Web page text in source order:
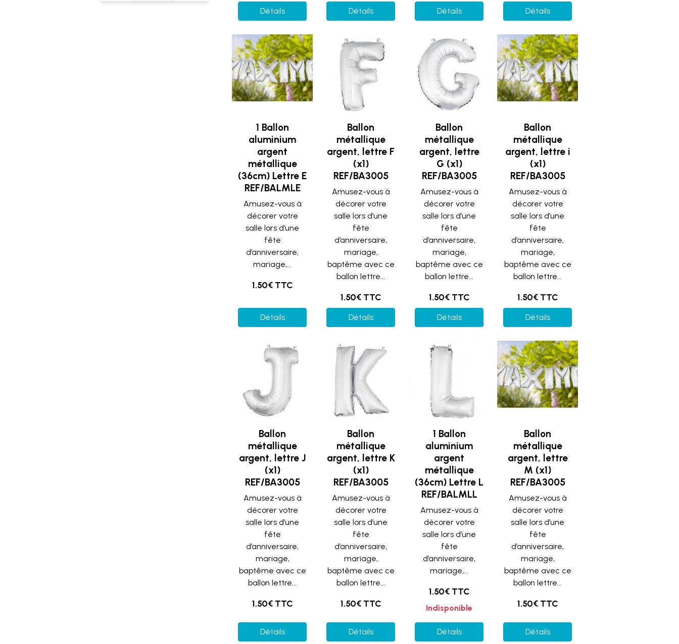
Détails Détails Détails Détails
1 Ballon
aluminium
argent
métallique
(36cm) Lettre E
REF/BALMLE
Amusez-vous à
décorer votre
salle lors d’une
fête
d’anniversaire,
mariage,...
1.50€ TTC
Détails
Ballon
métallique
argent, lettre F
(x1)
REF/BA3005
Amusez-vous à
décorer votre
salle lors d’une
fête
d’anniversaire,
mariage,
baptême avec ce
ballon lettre...
1.50€ TTC
Détails
Ballon
métallique
argent, lettre
G (x1)
REF/BA3005
Amusez-vous à
décorer votre
salle lors d’une
fête
d’anniversaire,
mariage,
baptême avec ce
ballon lettre...
1.50€ TTC
Détails
Ballon
métallique
argent, lettre i
(x1)
REF/BA3005
Amusez-vous à
décorer votre
salle lors d’une
fête
d’anniversaire,
mariage,
baptême avec ce
ballon lettre...
1.50€ TTC
Détails
Ballon
métallique
argent, lettre J
(x1)
REF/BA3005
Amusez-vous à
décorer votre
salle lors d’une
fête
d’anniversaire,
mariage,
baptême avec ce
ballon lettre...
1.50€ TTC
Détails
Ballon
métallique
argent, lettre K
(x1)
REF/BA3005
Amusez-vous à
décorer votre
salle lors d’une
fête
d’anniversaire,
mariage,
baptême avec ce
ballon lettre...
1.50€ TTC
Détails
1 Ballon
aluminium
argent
métallique
(36cm) Lettre L
REF/BALMLL
Amusez-vous à
décorer votre
salle lors d’une
fête
d’anniversaire,
mariage,...
1.50€ TTC
Indisponible
Détails
Ballon
métallique
argent, lettre
M (x1)
REF/BA3005
Amusez-vous à
décorer votre
salle lors d’une
fête
d’anniversaire,
mariage,
baptême avec ce
ballon lettre...
1.50€ TTC
Détails